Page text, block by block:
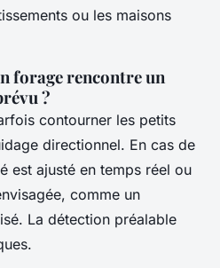
ou les maisons
forage rencontre un
?
contourner les petits
directionnel. En cas de
est ajusté en temps réel ou
comme un
La détection préalable